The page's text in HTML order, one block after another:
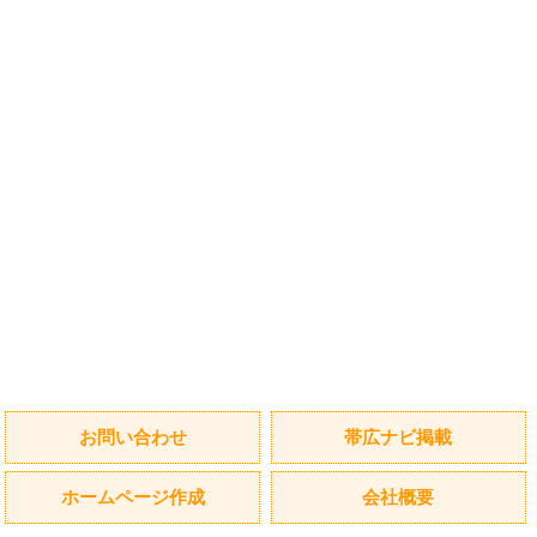
お問い合わせ 帯広ナビ掲載
ホームページ作成 会社概要